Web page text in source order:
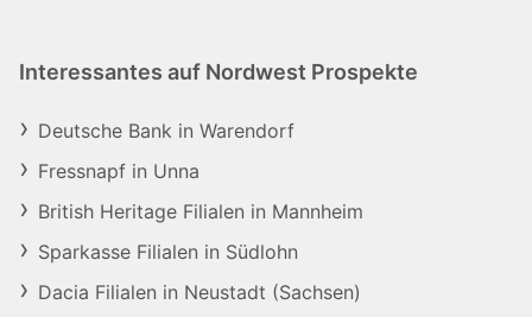
Interessantes auf Nordwest Prospekte
Deutsche Bank in Warendorf
Fressnapf in Unna
British Heritage Filialen in Mannheim
Sparkasse Filialen in Südlohn
Dacia Filialen in Neustadt (Sachsen)